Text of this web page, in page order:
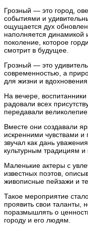
Грозный — это город,
событиями и
ощущается дух
наполняется динамикой
поколение, которое
смотрит в будущее.
Грозный — это
современностью, а
для жизни и
На вечере,
радовали всех
передавали
Вместе они создавали
искренними чувствами
звучал как дань
культурным традициям
Маленькие актеры с
известных поэтов,
живописные пейзажи и
Такое мероприятие
проявить свои таланты,
поразмышлять о
городу и его людям.